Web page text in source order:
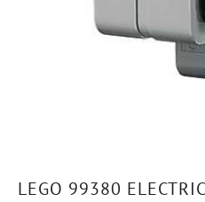
LEGO 99380